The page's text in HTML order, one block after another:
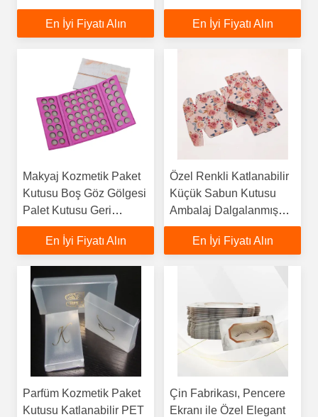
Finish
En İyi Fiyatı Alın
Pembe Güzellik Sarma
Kutusu Nakliye Kutusu
En İyi Fiyatı Alın
Makyaj Kozmetik Paket
Kutusu Boş Göz Gölgesi
Palet Kutusu Geri
Dönüştürülebilir
En İyi Fiyatı Alın
Özel Renkli Katlanabilir
Küçük Sabun Kutusu
Ambalaj Dalgalanmış
Karton
En İyi Fiyatı Alın
Parfüm Kozmetik Paket
Kutusu Katlanabilir PET
Çin Fabrikası, Pencere
Ekranı ile Özel Elegant